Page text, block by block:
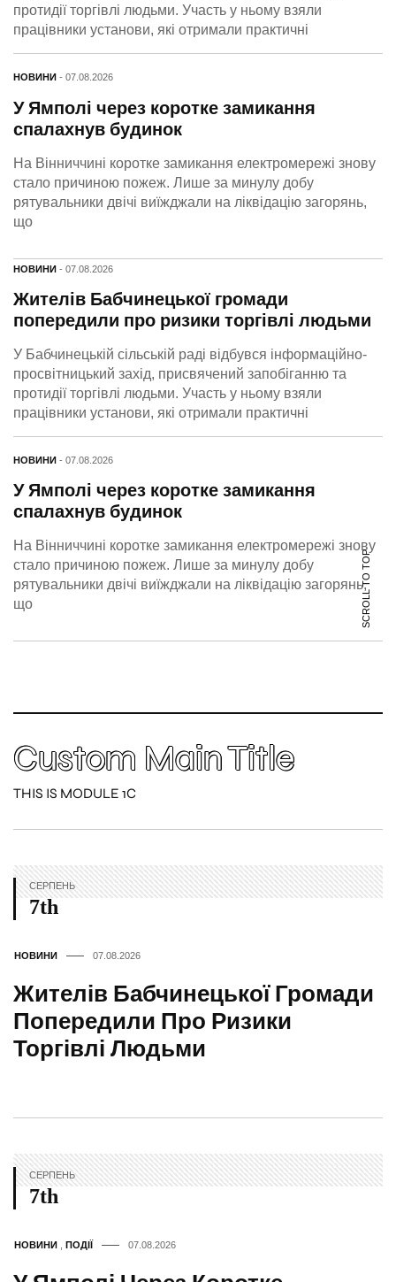
протидії торгівлі людьми. Участь у ньому взяли
працівники установи, які отримали практичні
НОВИНИ - 07.08.2026
У Ямполі через коротке замикання
спалахнув будинок
На Вінниччині коротке замикання електромережі знову
стало причиною пожеж. Лише за минулу добу
рятувальники двічі виїжджали на ліквідацію загорянь,
що
НОВИНИ - 07.08.2026
Жителів Бабчинецької громади
попередили про ризики торгівлі людьми
У Бабчинецькій сільській раді відбувся інформаційно-
просвітницький захід, присвячений запобіганню та
протидії торгівлі людьми. Участь у ньому взяли
працівники установи, які отримали практичні
НОВИНИ - 07.08.2026
У Ямполі через коротке замикання
спалахнув будинок
На Вінниччині коротке замикання електромережі знову
стало причиною пожеж. Лише за минулу добу
рятувальники двічі виїжджали на ліквідацію загорянь,
що
Custom Main Title
THIS IS MODULE 1C
СЕРПЕНЬ
7th
НОВИНИ 07.08.2026
Жителів Бабчинецької Громади
Попередили Про Ризики
Торгівлі Людьми
СЕРПЕНЬ
7th
НОВИНИ ПОДІЇ 07.08.2026
SCROLL TO TOP